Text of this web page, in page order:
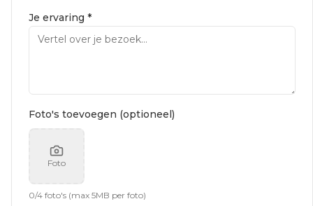
Je ervaring *
Foto's toevoegen (optioneel)
Foto
0/4 foto's (max 5MB per foto)